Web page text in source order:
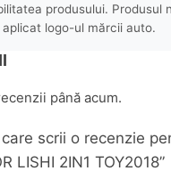
produsului. Produsul
aplicat logo-ul mărcii auto.
până acum.
scrii o recenzie
LISHI 2IN1 TOY2018”